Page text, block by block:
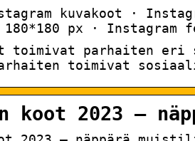
kuvakoot ·
px · Instagram
toimivat parhaiten eri
toimivat
koot 2023 –